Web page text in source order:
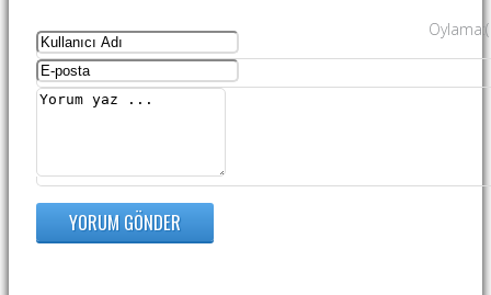
Oylama (